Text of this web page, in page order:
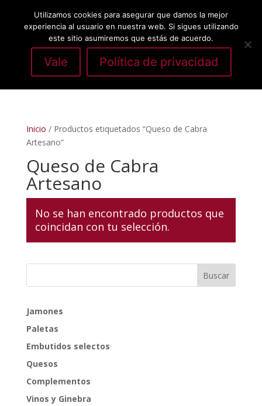
Seleccionar página
Inicio / Productos etiquetados “Queso de Cabra
Artesano”
Queso de Cabra
Artesano
No se han encontrado productos que
coincidan con tu selección.
Jamones
Paletas
Embutidos selectos
Quesos
Complementos
Vinos y Ginebra
Utilizamos cookies para asegurar que damos la mejor
experiencia al usuario en nuestra web. Si sigues utilizando
este sitio asumiremos que estás de acuerdo.
Vale Política de privacidad